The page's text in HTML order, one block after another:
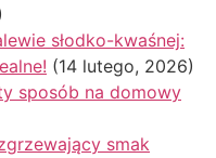
słodko-kwaśnej:
(14 lutego, 2026)
sposób na domowy
smak